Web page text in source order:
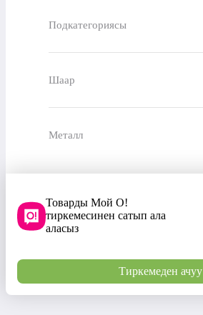
Подкатегориясы
Шаар
Металл
Товарды Мой О!
тиркемесинен сатып ала
аласыз
Тиркемеден ачуу